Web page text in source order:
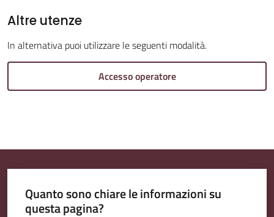
Trasparente
Tutti
argomenti...
Altre utenze
In alternativa puoi utilizzare le seguenti modalità.
Accesso operatore
Quanto sono chiare le informazioni su
questa pagina?